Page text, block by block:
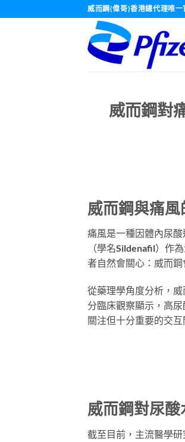
威而鋼(偉哥)香港總代理唯一
威而鋼對
威而鋼與痛
痛風是一種因體內尿
（學名Sildenafil）作
者自然會關心：威而
從藥理學角度分析，
分臨床觀察顯示，高
關注但十分重要的交互
威而鋼對尿
截至目前，主流醫學